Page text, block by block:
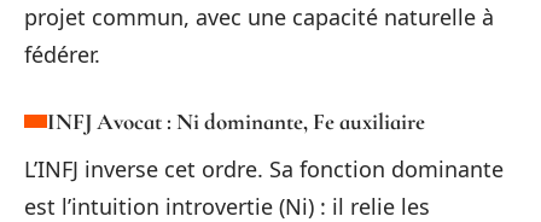
projet commun, avec une capacité naturelle à
fédérer.
INFJ Avocat : Ni dominante, Fe auxiliaire
L’INFJ inverse cet ordre. Sa fonction dominante
est l’intuition introvertie (Ni) : il relie les